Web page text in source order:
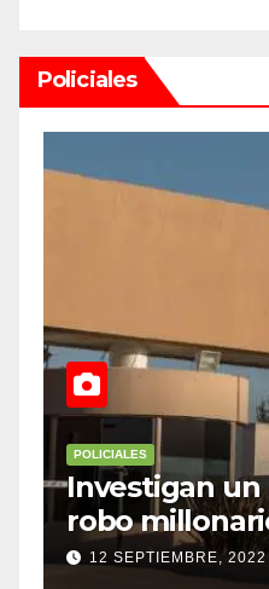
Policiales
POLICIALES
Investigan un
robo
top de Maipú
12 SEPTIEMBRE, 2022